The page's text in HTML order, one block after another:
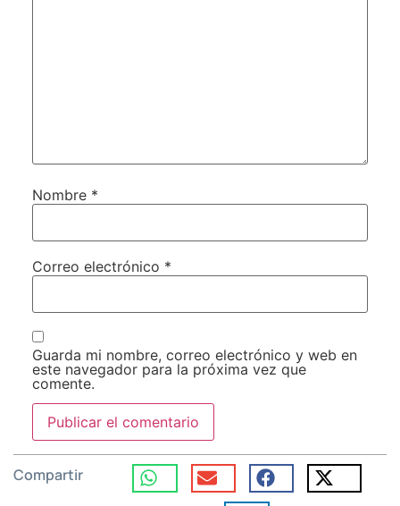
Nombre *
Correo electrónico *
Guarda mi nombre, correo electrónico y web en
este navegador para la próxima vez que
comente.
Compartir